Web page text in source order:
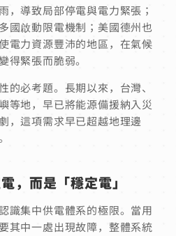
，導致局部停電與電力緊張；
國啟動限電機制；美國德州也
電力資源豐沛的地區，在氣候
得緊張而脆弱。
的必考題。長期以來，台灣、
等地，早已將能源備援納入災
，這項需求早已超越地理邊
，而是「穩定電」
識集中供電體系的極限。當用
其中一處出現故障，整體系統